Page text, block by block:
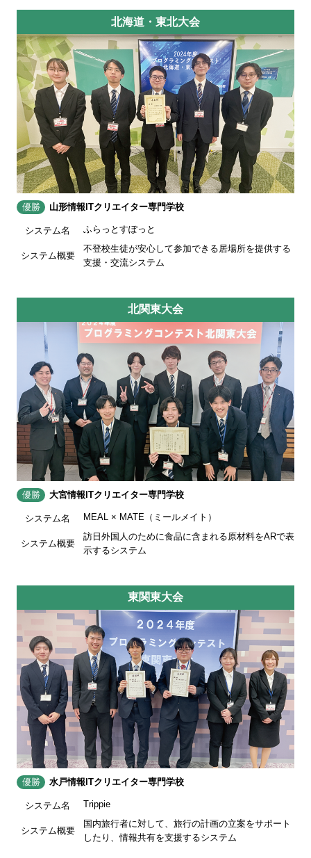
北海道・東北大会
優勝 山形情報ITクリエイター専門学校
システム名 ふらっとすぽっと
システム概要
不登校生徒が安心して参加できる居場所を提供する
支援・交流システム
北関東大会
優勝 大宮情報ITクリエイター専門学校
システム名 MEAL × MATE（ミールメイト）
システム概要
訪日外国人のために食品に含まれる原材料をARで表
示するシステム
東関東大会
優勝 水戸情報ITクリエイター専門学校
システム名 Trippie
システム概要
国内旅行者に対して、旅行の計画の立案をサポート
したり、情報共有を支援するシステム